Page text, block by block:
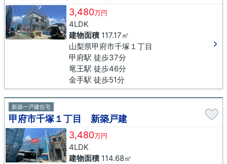
3,480万円
4LDK
建物面積117.17㎡
山梨県甲府市千塚１丁目
甲府駅 徒歩37分
竜王駅 徒歩46分
金手駅 徒歩51分
新築一戸建住宅
甲府市千塚１丁目 新築戸建
3,480万円
4LDK
建物面積114.68㎡